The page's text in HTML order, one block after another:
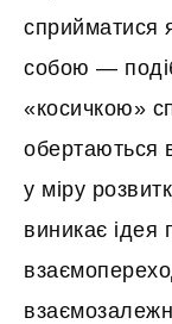
сприйматися
собою —
«косичкою»
обертаються
у міру
виникає ідея